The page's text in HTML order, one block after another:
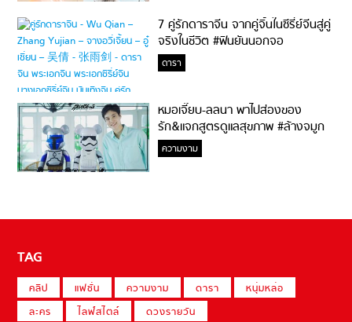
7 คู่รักดาราจีน จากคู่จิ้นในซีรี่ย์จีนสู่คู่
จริงในชีวิต #ฟินยันนอกจอ
ดารา
หมอเจี๊ยบ-ลลนา พาไปส่องของ
รัก&แจกสูตรดูแลสุขภาพ #ล้างจมูก
ไม่ยากจะสอนให้
ความงาม
TAG
คลิป แฟชั่น ความงาม ดารา
หนุ่มหล่อ
ละคร
ไลฟ์สไตล์ ดวงรายวัน